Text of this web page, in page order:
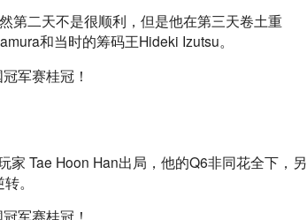
第二天不是很顺利，但是他在第三天卷土重
和当时的筹码王Hideki Izutsu。
Tae Hoon Han出局，他的Q6非同花全下，另
。